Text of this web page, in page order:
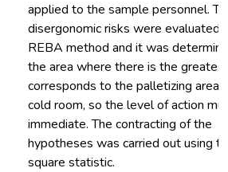
applied to the sample personnel.
disergonomic risks were evaluated
REBA method and it was
the area where there is the
corresponds to the palletizing area
cold room, so the level of action
immediate. The contracting of the
hypotheses was carried out using
square statistic.